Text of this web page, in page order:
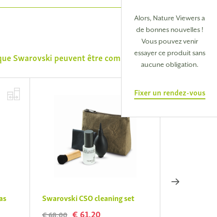
Swarovski peuvent être combinés avec
Swarovski CSO cleaning set
€ 68,00 € 61,20
Alors, Nature Viewers a
de bonnes nouvelles !
Vous pouvez venir
essayer ce produit sans
aucune obligation.
Fixer un rendez-vous